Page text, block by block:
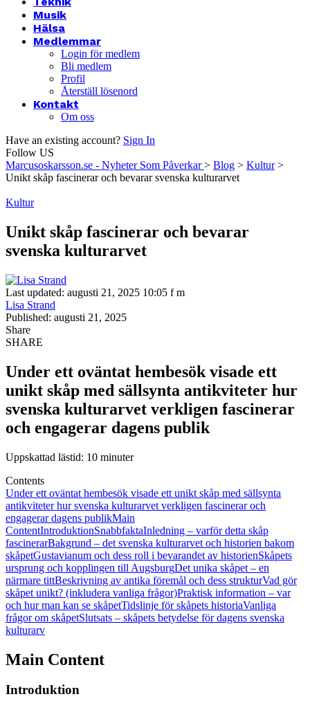
Musik
Hälsa
Medlemmar
Login för medlem
Bli medlem
Profil
Återställ lösenord
Kontakt
Om oss
Have an existing account? Sign In
Follow US
Marcusoskarsson.se - Nyheter Som Påverkar> Blog > Kultur>
Unikt skåp fascinerar och bevarar svenska kulturarvet
Kultur
Unikt skåp fascinerar och bevarar
svenska kulturarvet
Last updated: augusti 21, 2025 10:05 f m
Lisa Strand
Published: augusti 21, 2025
Share
SHARE
Under ett oväntat hembesök visade ett
unikt skåp med sällsynta antikviteter hur
svenska kulturarvet verkligen fascinerar
och engagerar dagens publik
Uppskattad lästid: 10 minuter
Contents
Under ett oväntat hembesök visade ett unikt skåp med sällsynta
antikviteter hur svenska kulturarvet verkligen fascinerar och
engagerar dagens publikMain
ContentIntroduktionSnabbfaktaInledning – varför detta skåp
fascinerarBakgrund – det svenska kulturarvet och historien bakom
skåpetGustavianum och dess roll i bevarandet av historienSkåpets
ursprung och kopplingen till AugsburgDet unika skåpet – en
närmare tittBeskrivning av antika föremål och dess strukturVad gör
skåpet unikt? (inkludera vanliga frågor)Praktisk information – var
och hur man kan se skåpetTidslinje för skåpets historiaVanliga
frågor om skåpetSlutsats – skåpets betydelse för dagens svenska
kulturarv
Main Content
Introduktion